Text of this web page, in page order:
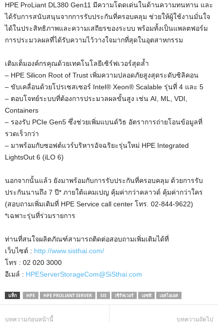
HPE ProLiant DL380 Gen11 มีความโดดเด่นในด้านความทนทาน และ
ได้รับการสนับสนุนจากการรับประกันที่ครอบคลุม ช่วยให้ผู้ใช้งานมั่นใจ
ได้ในประสิทธิภาพและความเสถียรของระบบ พร้อมทั้งเป็นแพลตฟอร์ม
การประมวลผลที่ได้รับความไว้วางใจมากที่สุดในอุตสาหกรรม
เติมเต็มองค์กรคุณด้วยเทคโนโลยีเซิร์ฟเวอร์สุดล้ำ
– HPE Silicon Root of Trust เพิ่มความปลอดภัยสูงสุดระดับซิลิคอน
– ขับเคลื่อนด้วยโปรเซสเซอร์ Intel® Xeon® Scalable รุ่นที่ 4 และ 5
– ตอบโจทย์ระบบที่ต้องการประมวลผลขั้นสูง เช่น AI, ML, VDI,
Containers
– รองรับ PCIe Gen5 ซึ่งช่วยเพิ่มแบนด์วิธ อัตราการถ่ายโอนข้อมูลที่
รวดเร็วกว่า
– มาพร้อมกับซอฟต์แวร์บริหารอัจฉริยะรุ่นใหม่ HPE Integrated
LightsOut 6 (iLO 6)
นอกจากนั้นแล้ว ยังมาพร้อมกับการรับประกันที่ครอบคลุม ด้วยการรับ
ประกันนานถึง 7 ปี* ภายใต้แคมเปญ คุ้มค่ากว่าคลาวด์ คุ้มค่ากว่าใคร
(สอบถามเพิ่มเติมที่ HPE Service call center โทร. 02-844-9622)
*เฉพาะรุ่นที่ร่วมรายการ
ท่านที่สนใจผลิตภัณฑ์สามารถติดต่อสอบถามเพิ่มเติมได้ที่
เว็บไซต์ : http://www.sisthai.com/
โทร : 02 020 3000
อีเมล์ : HPEServerStorageCom@SiSthai.com
แท็ก HPE HPE PROLIANT SERVER SIS เซิร์ฟเวอร์ เอชพี เอสไอเอส
บทความก่อนหน้านี้ บทความถัดไป